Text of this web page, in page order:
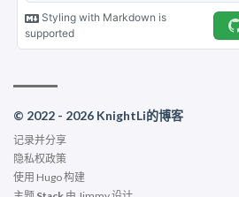
© 2022 - 2026 KnightLi的博客
记录并分享
隐私权政策
使用 Hugo构建